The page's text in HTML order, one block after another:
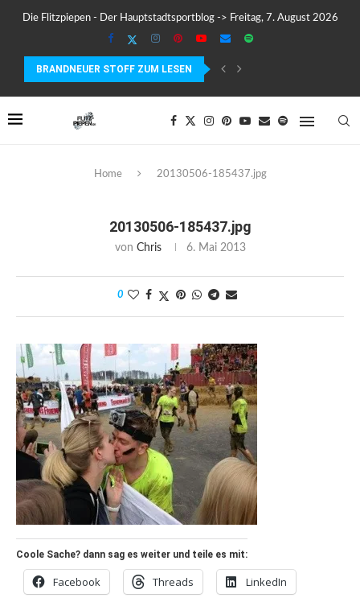
Die Flitzpiepen - Der Hauptstadtsportblog -> Freitag, 7. August 2026
BRANDNEUER STOFF ZUM LESEN
COROS PACE 4 IM TEST – LEICHT, SCHNELL...
Home 20130506-185437.jpg
20130506-185437.jpg
von Chris 6. Mai 2013
0
Coole Sache? dann sag es weiter und teile es mit:
Facebook Threads LinkedIn